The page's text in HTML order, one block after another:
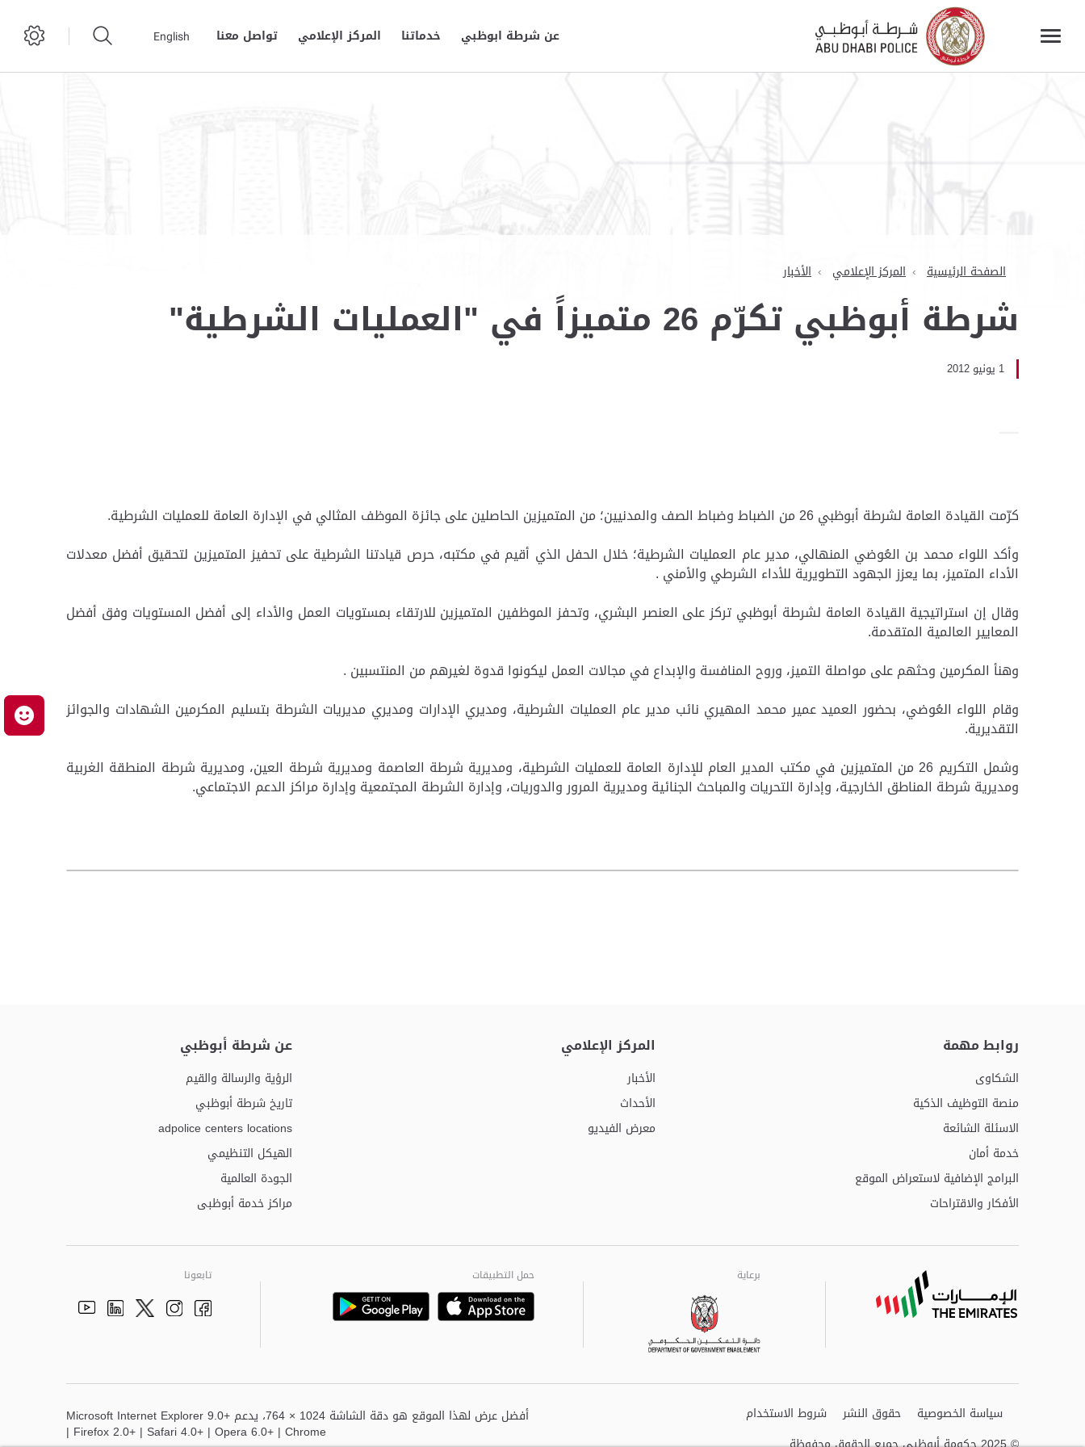
عن شرطة ابوظبي خدماتنا المركز الإعلامي تواصل معنا English
الصفحة الرئيسية المركز الإعلامي الأخبار
شرطة أبوظبي تكرّم 26 متميزاً في "العمليات الشرطية"
1 يونيو 2012
كرّمت القيادة العامة لشرطة أبوظبي 26 من الضباط وضباط الصف والمدنيين؛ من المتميزين الحاصلين على جائزة الموظف المثالي في الإدارة العامة للعمليات الشرطية.
وأكد اللواء محمد بن العُوضي المنهالي، مدير عام العمليات الشرطية؛ خلال الحفل الذي أقيم في مكتبه، حرص قيادتنا الشرطية على تحفيز المتميزين لتحقيق أفضل معدلات
الأداء المتميز، بما يعزز الجهود التطويرية للأداء الشرطي والأمني .
وقال إن استراتيجية القيادة العامة لشرطة أبوظبي تركز على العنصر البشري، وتحفز الموظفين المتميزين للارتقاء بمستويات العمل والأداء إلى أفضل المستويات وفق أفضل
المعايير العالمية المتقدمة.
وهنأ المكرمين وحثهم على مواصلة التميز، وروح المنافسة والإبداع في مجالات العمل ليكونوا قدوة لغيرهم من المنتسبين .
وقام اللواء العُوضي، بحضور العميد عمير محمد المهيري نائب مدير عام العمليات الشرطية، ومديري الإدارات ومديري مديريات الشرطة بتسليم المكرمين الشهادات والجوائز
التقديرية.
وشمل التكريم 26 من المتميزين في مكتب المدير العام للإدارة العامة للعمليات الشرطية، ومديرية شرطة العاصمة ومديرية شرطة العين، ومديرية شرطة المنطقة الغربية
ومديرية شرطة المناطق الخارجية، وإدارة التحريات والمباحث الجنائية ومديرية المرور والدوريات، وإدارة الشرطة المجتمعية وإدارة مراكز الدعم الاجتماعي.
روابط مهمة
الشكاوى
منصة التوظيف الذكية
الاسئلة الشائعة
خدمة أمان
البرامج الإضافية لاستعراض الموقع
الأفكار والاقتراحات
المركز الإعلامي
الأخبار
الأحداث
معرض الفيديو
عن شرطة أبوظبي
الرؤية والرسالة والقيم
تاريخ شرطة أبوظبي
adpolice centers locations
الهيكل التنظيمي
الجودة العالمية
مراكز خدمة أبوظبى
تابعونا
Facebook
Instagram
Twitter
Linkedin
Youtube
حمل التطبيقات
Google
Playstore
برعاية
برعاية
أفضل عرض لهذا الموقع هو دقة الشاشة 1024 × 764، يدعم Microsoft Internet Explorer 9.0+
| Firefox 2.0+ | Safari 4.0+ | Opera 6.0+ | Chrome
سياسة الخصوصية حقوق النشر
شروط الاستخدام